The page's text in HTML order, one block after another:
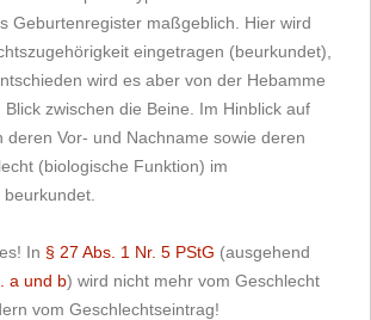
Geburtenregister maßgeblich. Hier wird
eingetragen (beurkundet),
wird es aber von der Hebamme
zwischen die Beine. Im Hinblick auf
deren Vor- und Nachname sowie deren
(biologische Funktion) im
In § 27 Abs. 1 Nr. 5 PStG (ausgehend
a und b) wird nicht mehr vom Geschlecht
vom Geschlechtseintrag!